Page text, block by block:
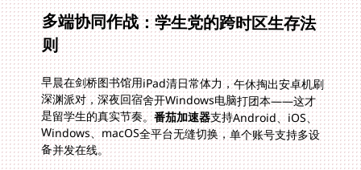
多端协同作战：学生党的跨时区生存法
则
早晨在剑桥图书馆用iPad清日常体力，午休掏出安卓机刷
深渊派对，深夜回宿舍开Windows电脑打团本——这才
是留学生的真实节奏。番茄加速器支持Android、iOS、
Windows、macOS全平台无缝切换，单个账号支持多设
备并发在线。